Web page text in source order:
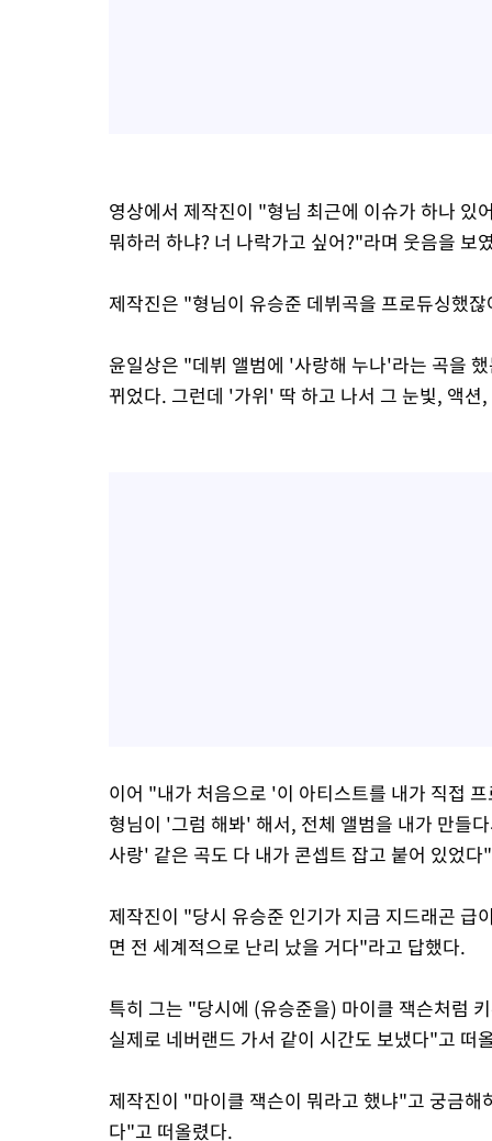
영상에서 제작진이 "형님 최근에 이슈가 하나
뭐하러 하냐? 너 나락가고 싶어?"라며 웃음을 보
제작진은 "형님이 유승준 데뷔곡을 프로듀싱했
윤일상은 "데뷔 앨범에 '사랑해 누나'라는 곡을
뀌었다. 그런데 '가위' 딱 하고 나서 그 눈빛, 액
이어 "내가 처음으로 '이 아티스트를 내가 직접
형님이 '그럼 해봐' 해서, 전체 앨범을 내가 만들
사랑' 같은 곡도 다 내가 콘셉트 잡고 붙어 있었
제작진이 "당시 유승준 인기가 지금 지드래곤
면 전 세계적으로 난리 났을 거다"라고 답했다.
특히 그는 "당시에 (유승준을) 마이클 잭슨처럼
실제로 네버랜드 가서 같이 시간도 보냈다"고 떠
제작진이 "마이클 잭슨이 뭐라고 했냐"고 궁금
다"고 떠올렸다.